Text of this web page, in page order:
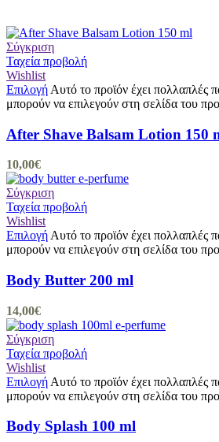
Σύγκριση
Ταχεία προβολή
Wishlist
Επιλογή Αυτό το προϊόν έχει πολλαπλές
μπορούν να επιλεγούν στη σελίδα του
After Shave Balsam Lotion 150
10,00€
Σύγκριση
Ταχεία προβολή
Wishlist
Επιλογή Αυτό το προϊόν έχει πολλαπλές
μπορούν να επιλεγούν στη σελίδα του
Body Butter 200 ml
14,00€
Σύγκριση
Ταχεία προβολή
Wishlist
Επιλογή Αυτό το προϊόν έχει πολλαπλές
μπορούν να επιλεγούν στη σελίδα του
Body Splash 100 ml